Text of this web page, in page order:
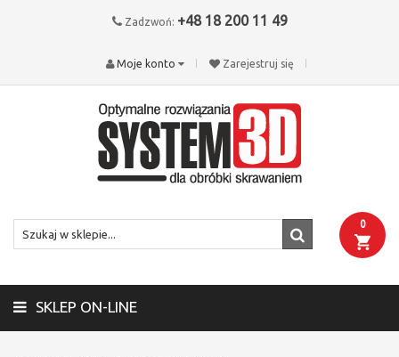
Zadzwoń: +48 18 200 11 49
Zarejestruj się
Moje konto
0
SKLEP ON-LINE